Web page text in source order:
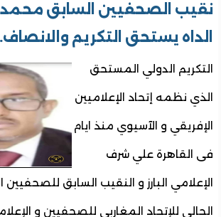
نقيب الصحفيين السابق محمد
الداه يستحق التكريم
التكريم الدولي المستحق
الذي نظمه إتحاد الإعلاميين
الإفريقي و الآسيوي منذ ايام
فى القاهرة علي شرف
الإعلامي البارز و النقيب السابق للصحفيين
الحالي للإتحاد المغاربي للصحفيين و